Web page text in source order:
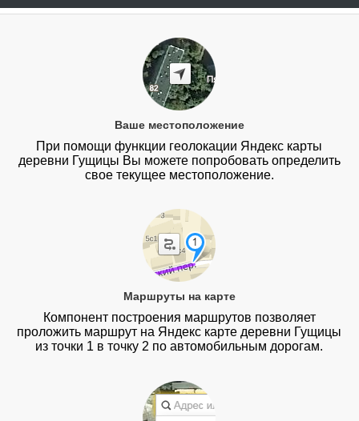
Ваше местоположение
При помощи функции геолокации Яндекс карты
деревни Гущицы Вы можете попробовать определить
свое текущее местоположение.
Маршруты на карте
Компонент построения маршрутов позволяет
проложить маршрут на Яндекс карте деревни Гущицы
из точки 1 в точку 2 по автомобильным дорогам.